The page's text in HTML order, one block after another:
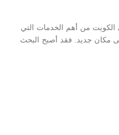
نقل عفش 24 ساعة في الكويت من أهم الخدمات التي